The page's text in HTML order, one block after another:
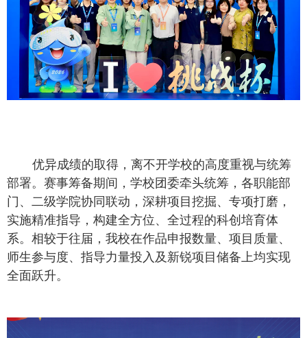
优异成绩的取得，离不开学校的高度重视与统筹
部署。赛事筹备期间，学校团委牵头统筹，各职能部
门、二级学院协同联动，深耕项目挖掘、专项打磨，
实施精准指导，构建全方位、全过程的科创培育体
系。相较于往届，我校在作品申报数量、项目质量、
师生参与度、指导力量投入及新锐项目储备上均实现
全面跃升。